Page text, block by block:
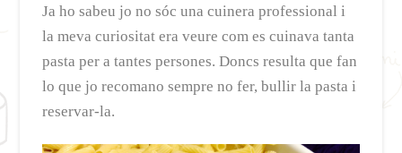
Ja ho sabeu jo no sóc una cuinera professional i
la meva curiositat era veure com es cuinava tanta
pasta per a tantes persones. Doncs resulta que fan
lo que jo recomano sempre no fer, bullir la pasta i
reservar-la.